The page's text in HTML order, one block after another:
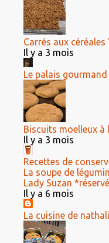
Carrés aux
Il y a 3 mois
Le palais gourmand
Biscuits moelleux à
Il y a 3 mois
Recettes de
La soupe de
Lady Suzan
Il y a 6 mois
La cuisine de